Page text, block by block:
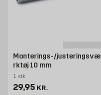
Monterings-/justeringsvæ
rktøj 10 mm
1 stk
Pris 29.95 kr. /stk
29,95 KR.